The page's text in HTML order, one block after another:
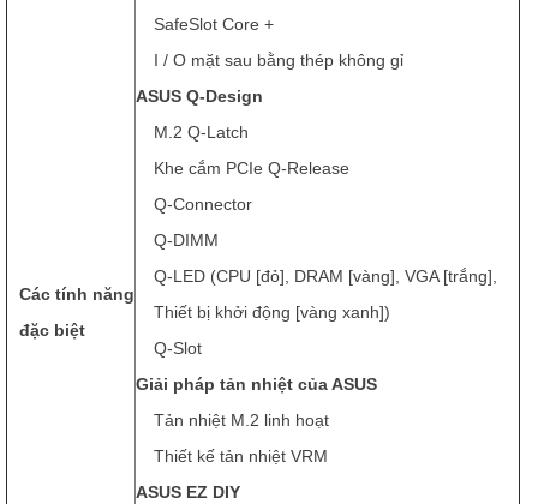
Các tính năng
đặc biệt
SafeSlot Core +
I / O mặt sau bằng thép không gỉ
ASUS Q-Design
M.2 Q-Latch
Khe cắm PCIe Q-Release
Q-Connector
Q-DIMM
Q-LED (CPU [đỏ], DRAM [vàng], VGA [trắng],
Thiết bị khởi động [vàng xanh])
Q-Slot
Giải pháp tản nhiệt của ASUS
Tản nhiệt M.2 linh hoạt
Thiết kế tản nhiệt VRM
ASUS EZ DIY